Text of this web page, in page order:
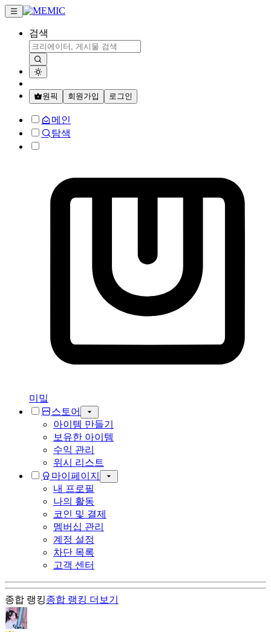
검색
원픽 회원가입 로그인
메인
탐색
미밐
스토어
아이템 만들기
보유한 아이템
수익 관리
위시 리스트
마이페이지
내 프로필
나의 활동
코인 및 결제
멤버십 관리
계정 설정
차단 목록
고객 센터
종합 랭킹종합 랭킹 더보기